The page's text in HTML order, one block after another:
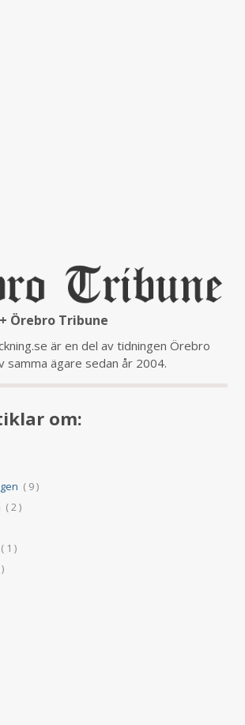
Örebro Tribune
är en del av tidningen Örebro
samma ägare sedan år 2004.
om:
( 9 )
( 2 )
( 1 )